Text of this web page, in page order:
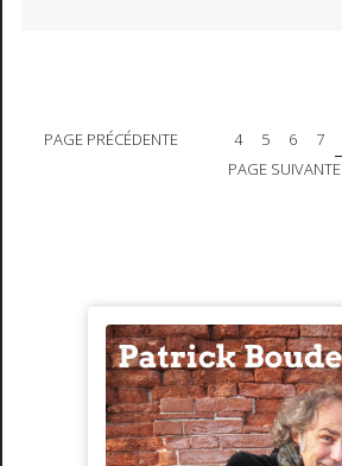
PAGE PRÉCÉDENTE 4 5 6 7
PAGE SUIVANTE